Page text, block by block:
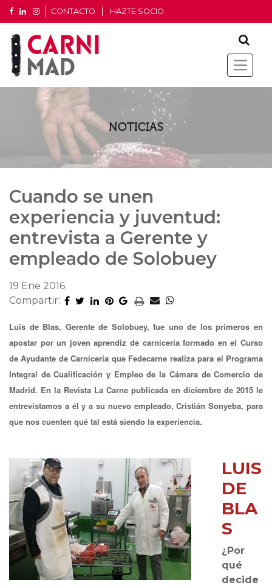
CONTACTO HAZTE SOCIO
NOTICIAS
Cuando se unen
experiencia y juventud:
entrevista a Gerente y
empleado de Solobuey
19 Ene 2016
Compartir:
Luis de Blas, Gerente de Solobuey, fue uno de los primeros en
apostar por un joven aprendiz de carnicería formado en el Curso
de Ayudante de Carnicería que Fedecarne realiza para el Programa
Integral de Cualificación y Empleo de la Cámara de Comercio de
Madrid. En la Revista La Carne publicada en diciembre de 2015 le
entrevistamos a él y a su nuevo empleado, Cristián Sonyeba, para
que nos cuenten qué tal está siendo la experiencia.
LUIS
DE
BLA
S
¿Por
qué
decide